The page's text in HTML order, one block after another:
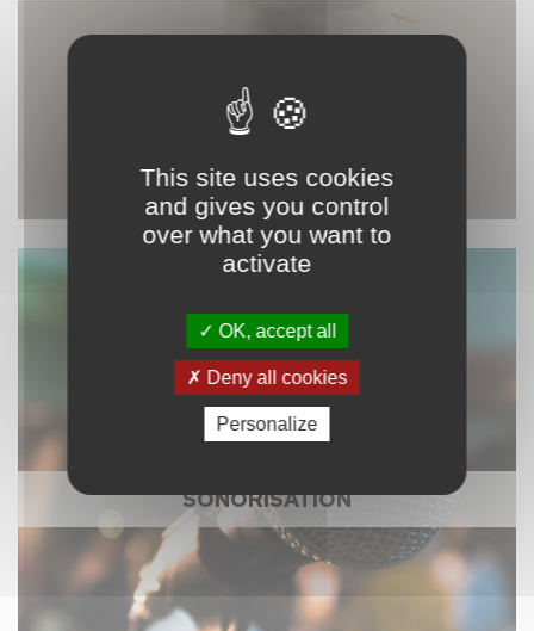
SONORISATION
This site uses cookies
and gives you control
over what you want to
activate
OK, accept all
Deny all cookies
Personalize